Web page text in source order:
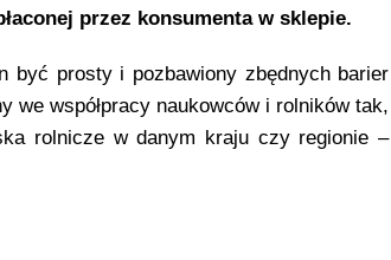
przez konsumenta w sklepie.
być prosty i pozbawiony zbędnych barier
we współpracy naukowców i rolników tak,
rolnicze w danym kraju czy regionie –